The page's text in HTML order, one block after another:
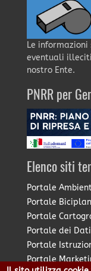
Le informazioni
eventuali
nostro Ente.
PNRR per
Elenco siti
Portale
Portale
Portale
Portale dei
Portale
Portale